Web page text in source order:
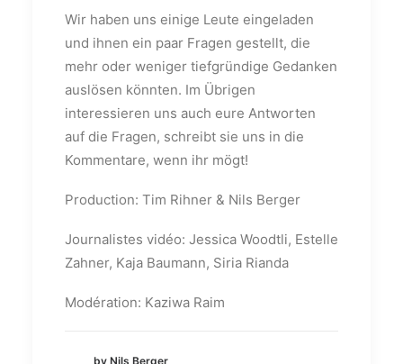
Wir haben uns einige Leute eingeladen
und ihnen ein paar Fragen gestellt, die
mehr oder weniger tiefgründige Gedanken
auslösen könnten. Im Übrigen
interessieren uns auch eure Antworten
auf die Fragen, schreibt sie uns in die
Kommentare, wenn ihr mögt!
Production: Tim Rihner & Nils Berger
Journalistes vidéo: Jessica Woodtli, Estelle
Zahner, Kaja Baumann, Siria Rianda
Modération: Kaziwa Raim
by Nils Berger